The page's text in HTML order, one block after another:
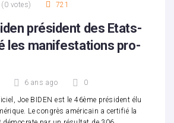
( 0 votes) 721
président des Etats-
les manifestations pro-
6 ans ago 0
Joe BIDEN est le 46ème président élu
Le congrès américain a certifié la